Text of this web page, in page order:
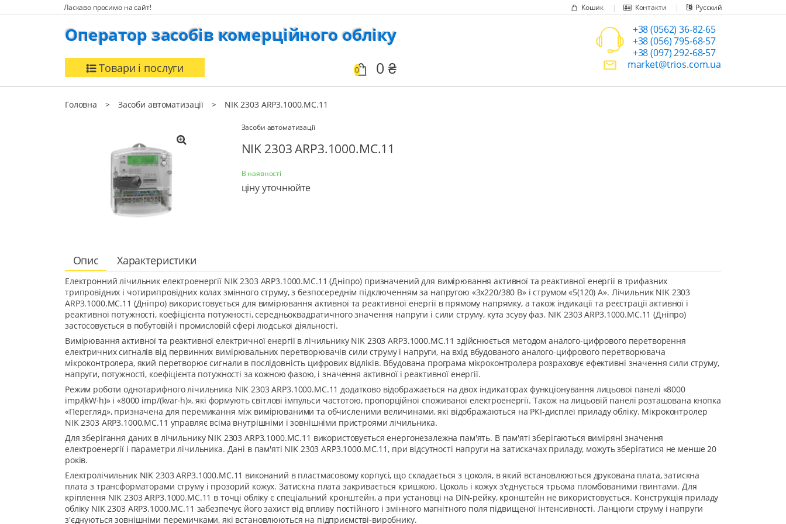
Ласкаво просимо на сайт! Кошик Контакти Русский
Оператор засобів комерційного обліку
Товари і послуги 0 0
+38 (0562) 36-82-65
+38 (056) 795-68-57
+38 (097) 292-68-57
market@trios.com.ua
Головна Засоби автоматизації NIK 2303 ARP3.1000.MC.11
Засоби автоматизації
NIK 2303 ARP3.1000.MC.11
В наявності
ціну уточнюйте
Опис Характеристики
Електронний лічильник електроенергії NIK 2303 ARP3.1000.MC.11 (Дніпро) призначений для вимірювання активної та реактивної енергії в трифазних
трипровідних і чотирипровідних колах змінного струму, з безпосереднім підключенням за напругою «3х220/380 В» і струмом «5(120) А». Лічильник NIK 2303
ARP3.1000.MC.11 (Дніпро) використовується для вимірювання активної та реактивної енергії в прямому напрямку, а також індикації та реєстрації активної і
реактивної потужності, коефіцієнта потужності, середньоквадратичного значення напруги і сили струму, кута зсуву фаз. NIK 2303 ARP3.1000.MC.11 (Дніпро)
застосовується в побутовій і промисловій сфері людської діяльності.
Вимірювання активної та реактивної електричної енергії в лічильнику NIK 2303 ARP3.1000.MC.11 здійснюється методом аналого-цифрового перетворення
електричних сигналів від первинних вимірювальних перетворювачів сили струму і напруги, на вхід вбудованого аналого-цифрового перетворювача
мікроконтролера, який перетворює сигнали в послідовність цифрових відліків. Вбудована програма мікроконтролера розраховує ефективні значення сили струму,
напруги, потужності, коефіцієнта потужності за кожною фазою, і значення активної і реактивної енергії.
Режим роботи однотарифного лічильника NIK 2303 ARP3.1000.MC.11 додатково відображається на двох індикаторах функціонування лицьової панелі «8000
imp/(kW∙h)» і «8000 imp/(kvar∙h)», які формують світлові імпульси частотою, пропорційної споживаної електроенергії. Також на лицьовій панелі розташована кнопка
«Перегляд», призначена для перемикання між вимірюваними та обчисленими величинами, які відображаються на РКІ-дисплеї приладу обліку. Мікроконтролер
NIK 2303 ARP3.1000.MC.11 управляє всіма внутрішніми і зовнішніми пристроями лічильника.
Для зберігання даних в лічильнику NIK 2303 ARP3.1000.MC.11 використовується енергонезалежна пам'ять. В пам'яті зберігаються виміряні значення
електроенергії і параметри лічильника. Дані в пам'яті NIK 2303 ARP3.1000.MC.11, при відсутності напруги на затискачах приладу, можуть зберігатися не менше 20
років.
Електролічильник NIK 2303 ARP3.1000.MC.11 виконаний в пластмасовому корпусі, що складається з цоколя, в який встановлюються друкована плата, затискна
плата з трансформаторами струму і прозорий кожух. Затискна плата закривається кришкою. Цоколь і кожух з'єднується трьома пломбованими гвинтами. Для
кріплення NIK 2303 ARP3.1000.MC.11 в точці обліку є спеціальний кронштейн, а при установці на DIN-рейку, кронштейн не використовується. Конструкція приладу
обліку NIK 2303 ARP3.1000.MC.11 забезпечує його захист від впливу постійного і змінного магнітного поля підвищеної інтенсивності. Ланцюги струму і напруги
з'єднуються зовнішніми перемичками, які встановлюються на підприємстві-виробнику.